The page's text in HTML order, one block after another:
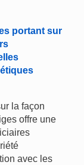
portant sur
la façon
offre une
avec les